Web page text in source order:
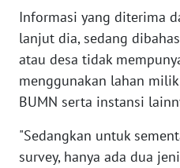
Informasi yang diterima
lanjut dia, sedang
atau desa tidak
menggunakan lahan
BUMN serta instansi
"Sedangkan untuk
survey, hanya ada dua
PAPUA
WN
PAPUA
BARAT
WN
RIAU